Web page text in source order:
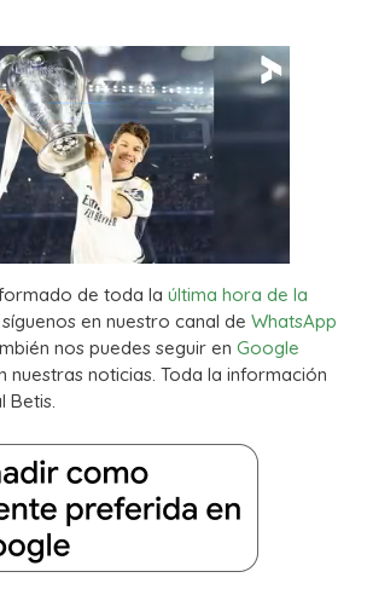
de toda la última hora de la
síguenos en nuestro canal de WhatsApp
nos puedes seguir en Google
nuestras noticias. Toda la información
Betis.